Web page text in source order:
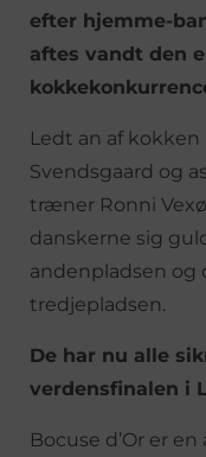
efter hjemme-
aftes vandt den
Ledt an af kokken
Svendsgaard og
træner Ronni
danskerne sig
andenpladsen og
tredjepladsen.
De har nu alle
verdensfinalen i
Bocuse d’Or er